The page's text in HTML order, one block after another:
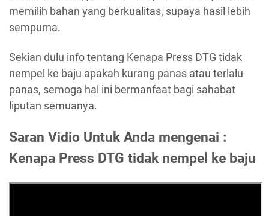
memilih bahan yang berkualitas, supaya hasil lebih
sempurna.
Sekian dulu info tentang Kenapa Press DTG tidak
nempel ke baju apakah kurang panas atau terlalu
panas, semoga hal ini bermanfaat bagi sahabat
liputan semuanya.
Saran Vidio Untuk Anda mengenai :
Kenapa Press DTG tidak nempel ke baju